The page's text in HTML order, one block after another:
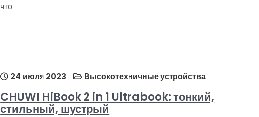
что
24 июля 2023 Высокотехничные устройства
CHUWI HiBook 2 in 1 Ultrabook: тонкий,
стильный, шустрый